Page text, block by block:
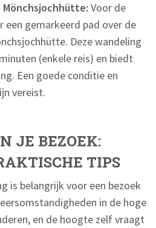
Mönchsjochhütte: Voor de
een gemarkeerd pad over de
Deze wandeling
(enkele reis) en biedt
Een goede conditie en
vereist.
JE BEZOEK:
TIPS
is belangrijk voor een bezoek
in de hoge
en de hoogte zelf vraagt